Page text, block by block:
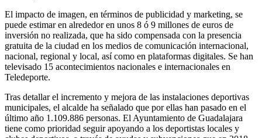
El impacto de imagen, en términos de publicidad y marketing, se
puede estimar en alrededor en unos 8 ó 9 millones de euros de
inversión no realizada, que ha sido compensada con la presencia
gratuita de la ciudad en los medios de comunicación internacional,
nacional, regional y local, así como en plataformas digitales. Se han
televisado 15 acontecimientos nacionales e internacionales en
Teledeporte.
Tras detallar el incremento y mejora de las instalaciones deportivas
municipales, el alcalde ha señalado que por ellas han pasado en el
último año 1.109.886 personas. El Ayuntamiento de Guadalajara
tiene como prioridad seguir apoyando a los deportistas locales y